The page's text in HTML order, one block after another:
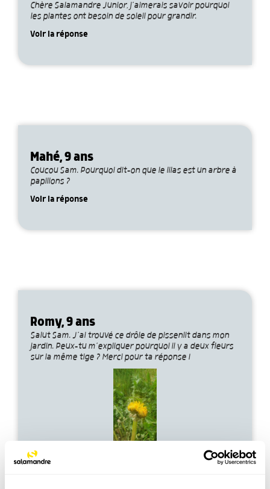
Chère Salamandre Junior, j’aimerais savoir pourquoi
les plantes ont besoin de soleil pour grandir.
Voir la réponse
Mahé, 9 ans
Coucou Sam. Pourquoi dit-on que le lilas est un arbre à
papillons ?
Voir la réponse
Romy, 9 ans
Salut Sam. J’ai trouvé ce drôle de pissenlit dans mon
jardin. Peux-tu m’expliquer pourquoi il y a deux fleurs
sur la même tige ? Merci pour ta réponse !
Voir la réponse